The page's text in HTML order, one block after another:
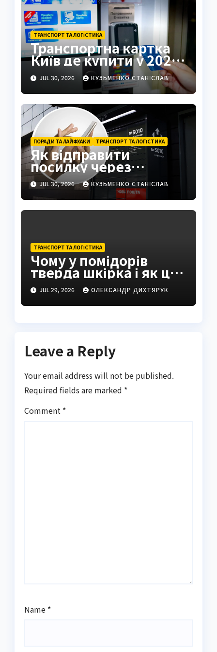
ТРАНСПОРТ ТА ЛОГІСТИКА
Транспортна картка
Київ де купити у 2026
році
JUL 30, 2026 КУЗЬМЕНКО СТАНІСЛАВ
ПОРАДИ ТА ЛАЙФХАКИ ТРАНСПОРТ ТА ЛОГІСТИКА
Як відправити
посилку через
поштомат: повна
інструкція 2026
JUL 30, 2026 КУЗЬМЕНКО СТАНІСЛАВ
ТРАНСПОРТ ТА ЛОГІСТИКА
Чому у помідорів
тверда шкірка і як це
виправити
JUL 29, 2026 ОЛЕКСАНДР ДИХТЯРУК
Leave a Reply
Your email address will not be published.
Required fields are marked *
Comment *
Name *